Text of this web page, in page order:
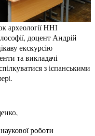
археології ННІ
доцент Андрій
екскурсію
та викладачі
з іспанськими
роботи